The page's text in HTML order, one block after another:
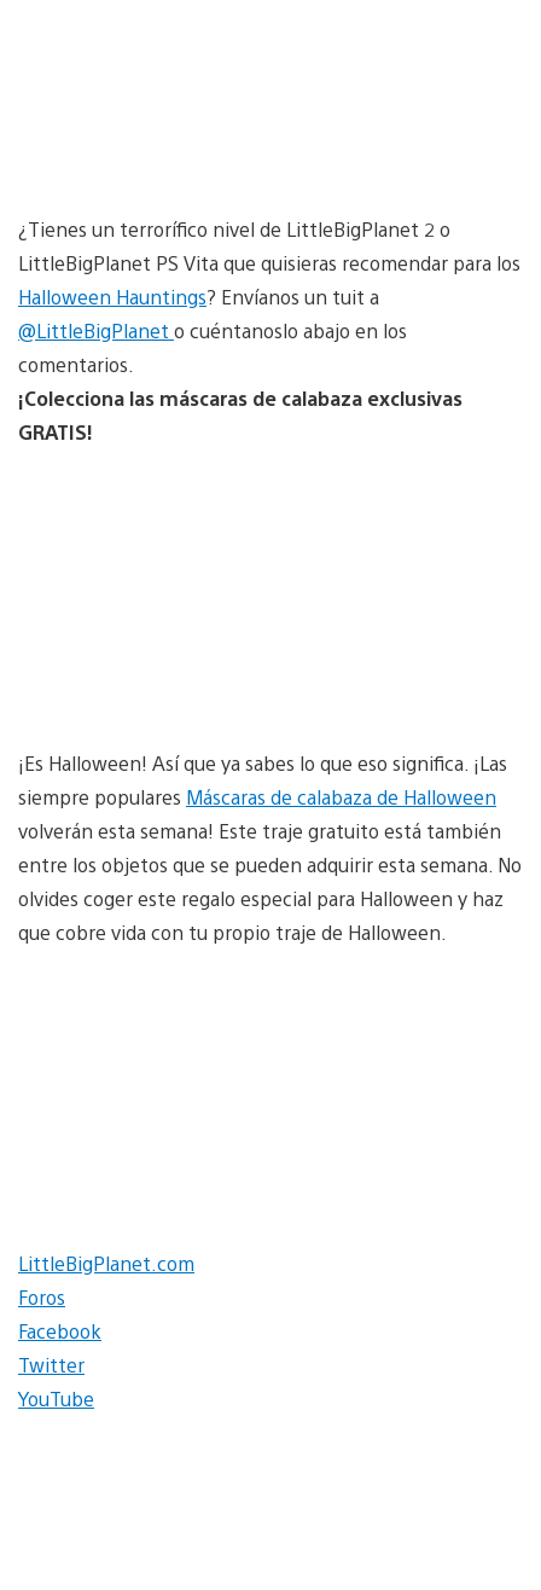
¿Tienes un terrorífico nivel de LittleBigPlanet 2 o
LittleBigPlanet PS Vita que quisieras recomendar para los
Halloween Hauntings? Envíanos un tuit a
@LittleBigPlanet o cuéntanoslo abajo en los
comentarios.
¡Colecciona las máscaras de calabaza exclusivas
GRATIS!
¡Es Halloween! Así que ya sabes lo que eso significa. ¡Las
siempre populares Máscaras de calabaza de Halloween
volverán esta semana! Este traje gratuito está también
entre los objetos que se pueden adquirir esta semana. No
olvides coger este regalo especial para Halloween y haz
que cobre vida con tu propio traje de Halloween.
LittleBigPlanet.com
Foros
Facebook
Twitter
YouTube